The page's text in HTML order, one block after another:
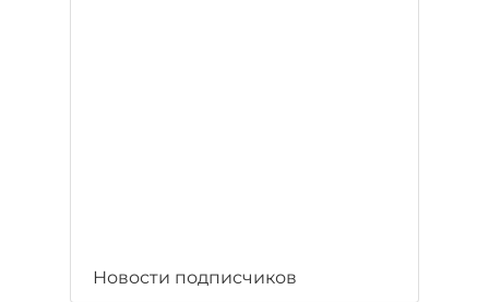
Новости подписчиков